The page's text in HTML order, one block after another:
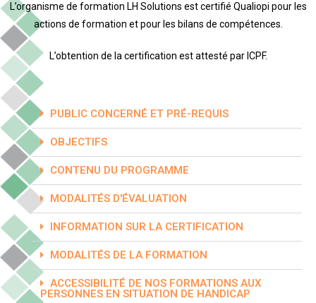
L’organisme de formation LH Solutions est certifié Qualiopi pour les
actions de formation et pour les bilans de compétences.
L’obtention de la certification est attesté par ICPF.
PUBLIC CONCERNÉ ET PRÉ-REQUIS
OBJECTIFS
CONTENU DU PROGRAMME
MODALITÉS D'ÉVALUATION
INFORMATION SUR LA CERTIFICATION
MODALITÉS DE LA FORMATION
ACCESSIBILITÉ DE NOS FORMATIONS AUX
PERSONNES EN SITUATION DE HANDICAP